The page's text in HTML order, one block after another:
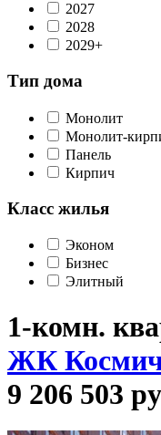
2027
2028
2029+
Тип дома
Монолит
Монолит-
Панель
Кирпич
Класс жилья
Эконом
Бизнес
Элитный
1-комн.
ЖК
9 206 503